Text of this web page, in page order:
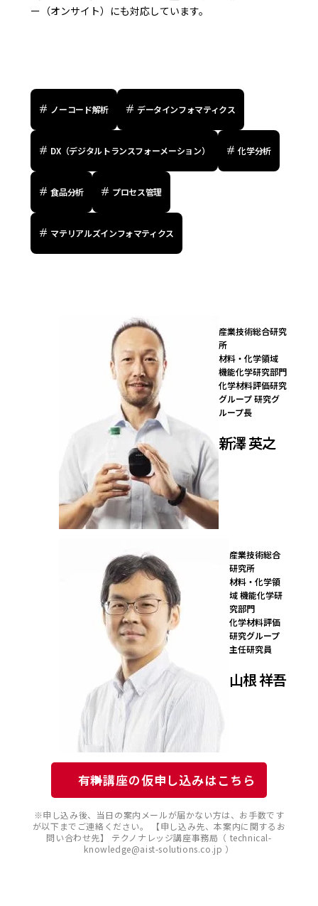
ー（オンサイト）にも対応しています。
ノーコード解析 データインフォマティクス
DX（デジタルトランスフォーメーション） 化学分析
食品分析 プロセス管理
マテリアルズインフォマティクス
産業技術総合研究
所
材料・化学領域
機能化学研究部門
化学材料評価研究
グループ 研究グ
ループ長
新澤 英之
産業技術総合
研究所
材料・化学領
域 機能化学研
究部門
化学材料評価
研究グループ
主任研究員
山根 祥吾
有料講座の仮申し込みはこちら
※申し込み後、当日の案内メールが届かない方は、お手数です
が以下までご連絡ください。 【申し込み先、本案内に関するお
問い合わせ先】 テクノナレッジ講座事務局（ technical-
knowledge@aist-solutions.co.jp ）